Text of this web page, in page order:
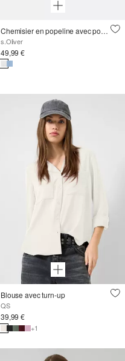
Chemisier en popeline avec poche poitrine
s.Oliver
49,99 €
Blouse avec turn-up
QS
39,99 €
+1